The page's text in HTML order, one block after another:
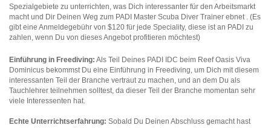
Spezialgebiete zu unterrichten, was Dich interessanter für den Arbeitsmarkt
macht und Dir Deinen Weg zum PADI Master Scuba Diver Trainer ebnet . (Es
gibt eine Anmeldegebühr von $120 für jede Speciality, diese ist an PADI zu
zahlen, wenn Du von dieses Angebot profitieren möchtest)
Einführung in Freediving: Als Teil Deines PADI IDC beim Reef Oasis Viva
Dominicus bekommst Du eine Einführung in Freediving, um Dich mit diesem
interessanten Teil der Branche vertraut zu machen, und an dem Du als
Tauchlehrer teilnehmen solltest, da dieser Teil der Branche momentan sehr
viele Interessenten hat.
Echte Unterrichtserfahrung: Sobald Du Deinen Abschluss gemacht hast